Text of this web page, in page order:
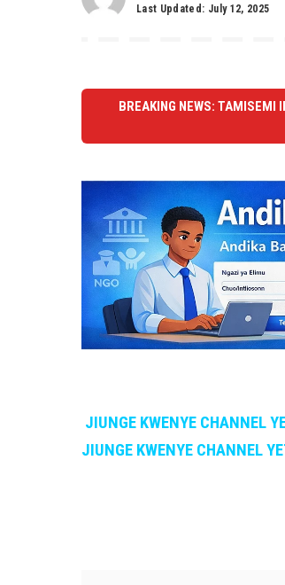
Last Updated: July 12, 2025
BREAKING NEWS: TAMISEMI
JIUNGE KWENYE CHANNEL
JIUNGE KWENYE CHANNEL